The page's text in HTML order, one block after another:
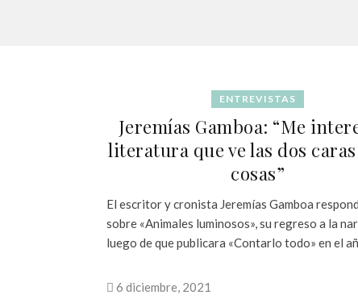
ENTREVISTAS
Jeremías Gamboa: “Me
literatura que ve las dos caras
cosas”
El escritor y cronista Jeremías Gamboa
sobre «Animales luminosos», su regreso a la
luego de que publicara «Contarlo todo» en el
6 diciembre, 2021